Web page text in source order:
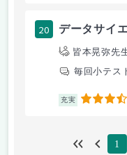
20 データサイ
皆本晃弥先
毎回小テス
充実 3.5
1